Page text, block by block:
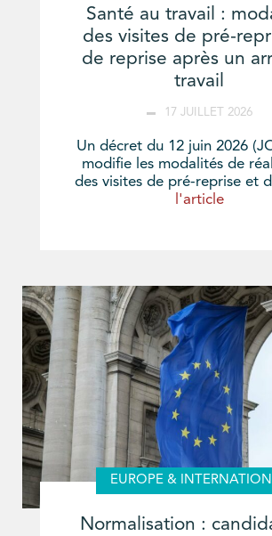
Santé au travail :
des visites de pré-
de reprise après un
travail
17 JUILLET 2026
Un décret du 12 juin 2026
modifie les modalités de
des visites de pré-reprise et
l'article
EUROPE &
Normalisation :